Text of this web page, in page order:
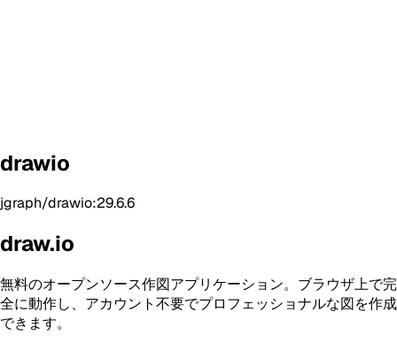
drawio
jgraph/drawio:29.6.6
draw.io
無料のオープンソース作図アプリケーション。ブラウザ上で完
全に動作し、アカウント不要でプロフェッショナルな図を作成
できます。